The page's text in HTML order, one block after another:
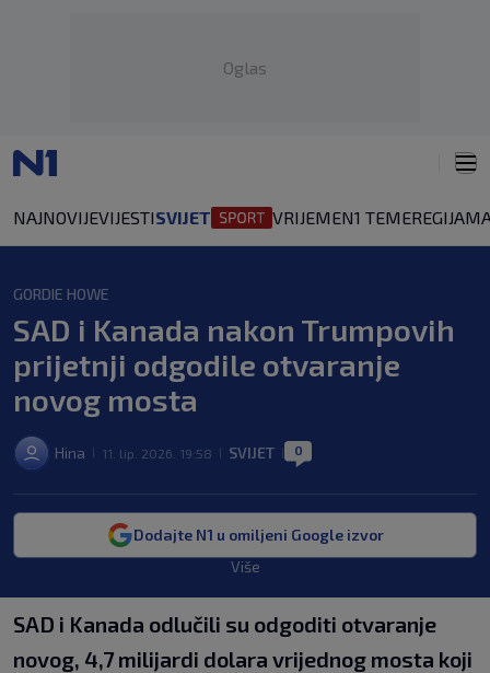
Oglas
NAJNOVIJEVIJESTISVIJET VRIJEMEN1 TEMEREGIJA
GORDIE HOWE
SAD i Kanada nakon Trumpovih
prijetnji odgodile otvaranje
novog mosta
Hina 11. lip. 2026. 19:58 SVIJET 0
Dodajte N1 u omiljeni Google izvor
Više
SAD i Kanada odlučili su odgoditi otvaranje
novog, 4,7 milijardi dolara vrijednog mosta koji